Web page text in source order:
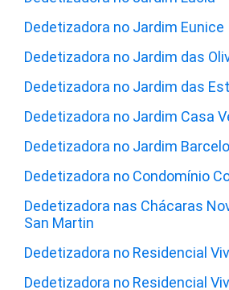
Dedetizadora no Jardim Eunice
Dedetizadora no Jardim das
Dedetizadora no Jardim das
Dedetizadora no Jardim Casa
Dedetizadora no Jardim
Dedetizadora no Condomínio
Dedetizadora nas Chácaras
San Martin
Dedetizadora no Residencial
Dedetizadora no Residencial